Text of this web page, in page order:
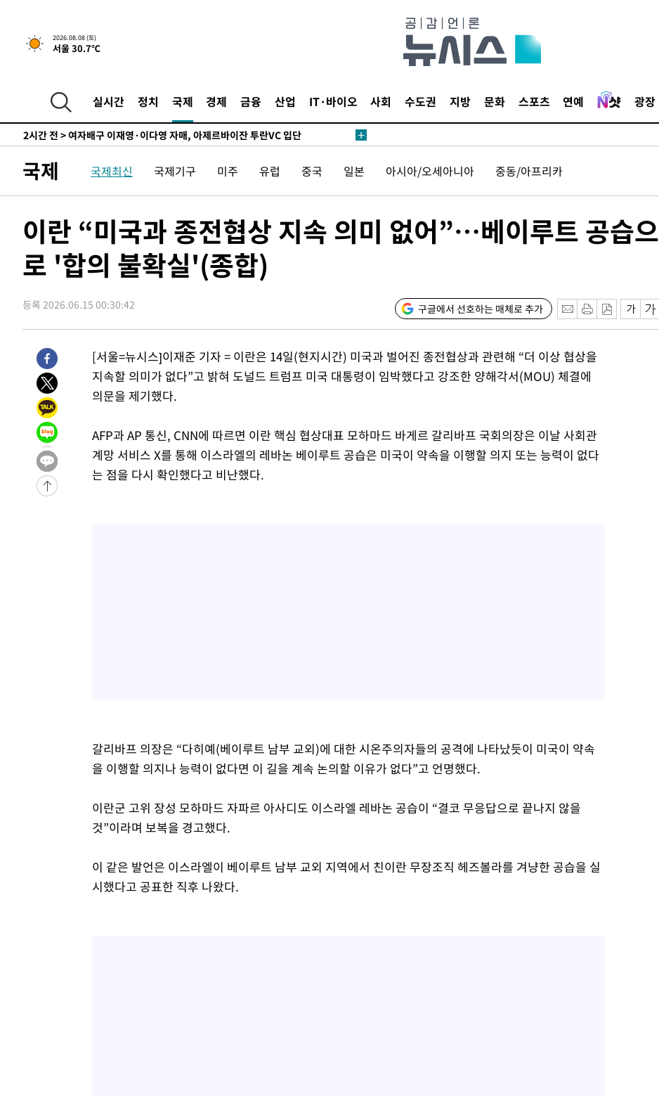
2026.08.08 (토)
서울 30.7℃
실시간 정치 국제 경제 금융 산업 IT·바이오 사회 수도권 지방 문화 스포츠 연예 광장
드는 임시"
18분 전 >"낮 기온 소폭 하락"…수도권 폭염중대경보, 폭염경보로 하향
19분 전 >[속보]이 대통령, '호우피해' 안동·의성 관할 4개 면 특별재난지역 선포
53분 전 >낮 최고 37도 찜통더위…곳곳 소나기·강원 많은 비[내일날씨]
SK하이닉스, 용인·청주 팹에 54조 투자…"AI 메모리 수요 선제 대응"
2시간 전 >여자배구 이재영·이다영 자매, 아제르바이잔 투란VC 입단
2시간 전 >
[속보]코스닥, 2.86포인트(0.36%) 내린 798.81마감
2시간 전 >[속보]코스피, 6200선 약보합…0.60% 내린 6258.77에 마쳐
2시간 전 > [속보] 노원서 40.1도 관측…서울, 2018년 이후 첫 40도
3시간 전 >[속보]종합특검, '계엄 수용공간 확보' 신용해 前교정본부장 기소
3시간 전 > 외신들도 주목한 韓축구 파문…"국민적 공분에 수사 재개"
3시간 전 >[속보]규제합리화위원회 부위원장에 김태유 서울대 공대 교수…이병태
후임
-15807초 전 >이강인, 폭염 속 AT마드리드 첫 훈련…80명 식사 대접까지(종합)
-12946초 전 >
미 사업체 일자리, 7월에 2.3만개 순감하고 그 전 2개월 10.3만개
하향수정 (2보)
-12394초 전 >
[속보] 미 사업체, 일자리 7월에 2.3만 개 줄어…실업률은 4.1%로
-8257초 전 >
[속보]이 대통령 "부동산 공급 기존 사고방식 매달리지 말고 과감히
실천"
-7342초 전 >
드는 임시"
18분 전 >
"낮 기온 소폭 하락"…수도권 폭염중대경보, 폭염경보로 하향
18분 전 >
[속보]이 대통령, '호우피해' 안동·의성 관할 4개 면 특별재난지역 선포
19분 전 >
[단독]중수청 지원 검사들, 정원 초과 시 낮은 계급 임용…희망지 못 갈 수
53분 전 >
국제 국제최신 국제기구 미주 유럽 중국 일본 아시아/오세아니아 중동/아프리카
이란 “미국과 종전협상 지속 의미 없어”…베이루트 공습으
로 '합의 불확실'(종합)
등록 2026.06.15 00:30:42 구글에서 선호하는 매체로 추가
[서울=뉴시스]이재준 기자 = 이란은 14일(현지시간) 미국과 벌어진 종전협상과 관련해 “더 이상 협상을
지속할 의미가 없다”고 밝혀 도널드 트럼프 미국 대통령이 임박했다고 강조한 양해각서(MOU) 체결에
의문을 제기했다.
AFP과 AP 통신, CNN에 따르면 이란 핵심 협상대표 모하마드 바게르 갈리바프 국회의장은 이날 사회관
계망 서비스 X를 통해 이스라엘의 레바논 베이루트 공습은 미국이 약속을 이행할 의지 또는 능력이 없다
는 점을 다시 확인했다고 비난했다.
갈리바프 의장은 “다히예(베이루트 남부 교외)에 대한 시온주의자들의 공격에 나타났듯이 미국이 약속
을 이행할 의지나 능력이 없다면 이 길을 계속 논의할 이유가 없다”고 언명했다.
이란군 고위 장성 모하마드 자파르 아사디도 이스라엘 레바논 공습이 “결코 무응답으로 끝나지 않을
것”이라며 보복을 경고했다.
이 같은 발언은 이스라엘이 베이루트 남부 교외 지역에서 친이란 무장조직 헤즈볼라를 겨냥한 공습을 실
시했다고 공표한 직후 나왔다.